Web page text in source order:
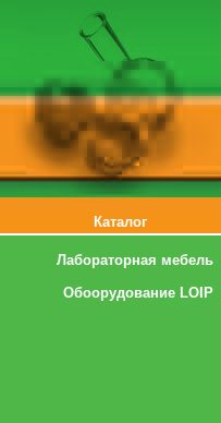
Каталог
Лабораторная мебель
Обоорудование LOIP